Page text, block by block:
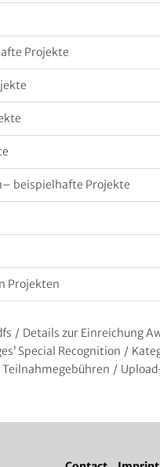
Projekte
beispielhafte Projekte
Projekten
/ Details zur Einreichung
Special Recognition /
Teilnahmegebühren /